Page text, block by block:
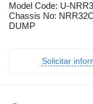
Model Code: U-
Chassis No:
DUMP
Solicitar